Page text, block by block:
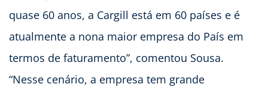
quase 60 anos, a Cargill está em 60 países e é
atualmente a nona maior empresa do País em
termos de faturamento”, comentou Sousa.
“Nesse cenário, a empresa tem grande